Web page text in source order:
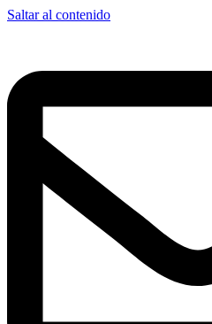
Saltar al contenido